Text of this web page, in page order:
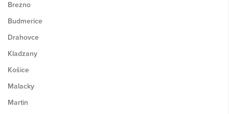
Brezno
Budmerice
Drahovce
Kladzany
Košice
Malacky
Martin